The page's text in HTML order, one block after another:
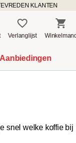
KLANTEN
Verlanglijst Winkelmand
snel welke koffie bij